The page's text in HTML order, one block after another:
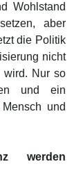
Wohlstand
aber
die Politik
nicht
wird. Nur so
und ein
und
werden